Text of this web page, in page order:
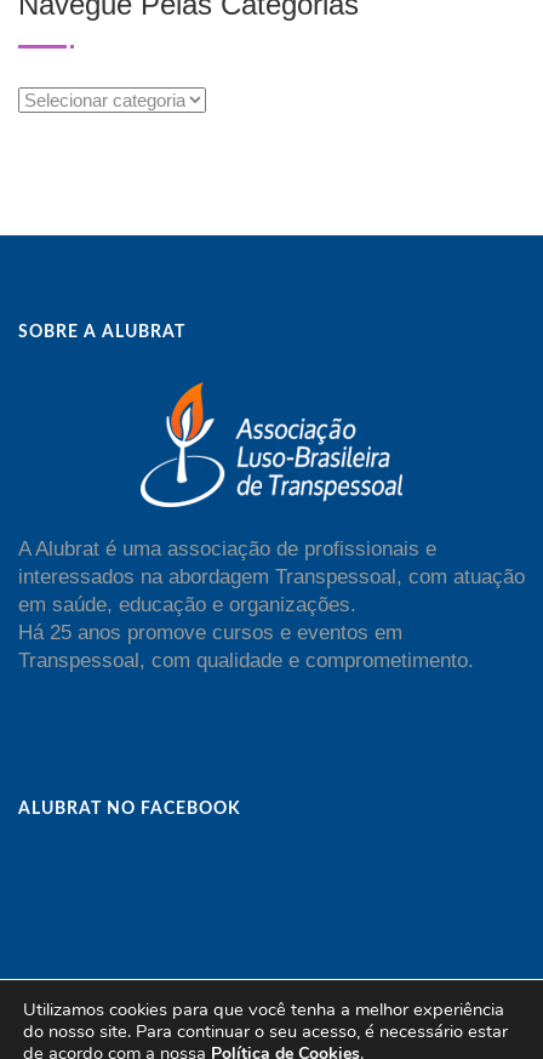
Navegue
SOBRE A ALUBRAT
A Alubrat é uma associação de profissionais e
interessados na abordagem Transpessoal, com atuação
em saúde, educação e organizações.
Há 25 anos promove cursos e eventos em
Transpessoal, com qualidade e comprometimento.
ALUBRAT NO FACEBOOK
Copyright Alubrat - All Rights Reserved | Powered by
Utilizamos cookies para que você tenha a melhor experiência
do nosso site. Para continuar o seu acesso, é necessário estar
de acordo com a nossa Política de Cookies.